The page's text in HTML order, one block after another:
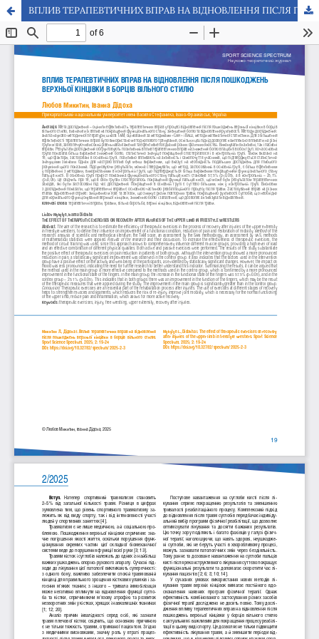
ВПЛИВ ТЕРАПЕВТИЧНИХ ВПРАВ НА ВІДНОВЛЕННЯ ПІСЛЯ ПОШКОДЖЕНЬ ВЕРХНЬОЇ КІНЦІВКИ В БОРЦІВ ВІЛЬНОГО СТИЛЮ